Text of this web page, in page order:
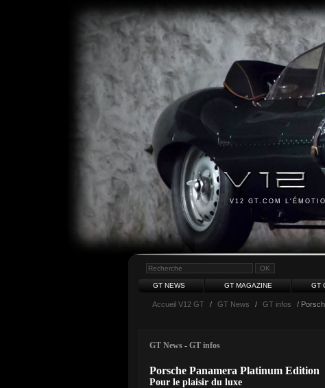
V12 GT.COM
GT NEWS GT MAGAZINE GT
Accueil V12 GT / GT News / GT infos /
GT News - GT infos
Porsche Panamera Platinum Edition
Pour le plaisir du luxe